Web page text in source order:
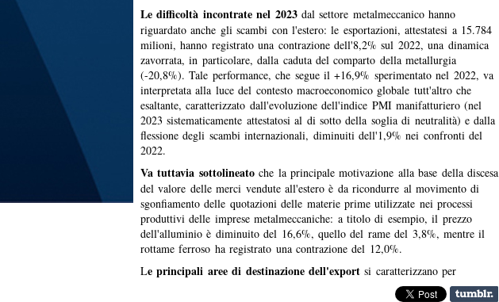
Le difficoltà incontrate nel 2023 dal settore metalmeccanico hanno
riguardato anche gli scambi con l'estero: le esportazioni, attestatesi a 15.784
milioni, hanno registrato una contrazione dell'8,2% sul 2022, una dinamica
zavorrata, in particolare, dalla caduta del comparto della metallurgia
(-20,8%). Tale performance, che segue il +16,9% sperimentato nel 2022, va
interpretata alla luce del contesto macroeconomico globale tutt'altro che
esaltante, caratterizzato dall'evoluzione dell'indice PMI manifatturiero (nel
2023 sistematicamente attestatosi al di sotto della soglia di neutralità) e dalla
flessione degli scambi internazionali, diminuiti dell'1,9% nei confronti del
2022.
Va tuttavia sottolineatoche la principale motivazione alla base della discesa
del valore delle merci vendute all'estero è da ricondurre al movimento di
sgonfiamento delle quotazioni delle materie prime utilizzate nei processi
produttivi delle imprese metalmeccaniche: a titolo di esempio, il prezzo
dell'alluminio è diminuito del 16,6%, quello del rame del 3,8%, mentre il
rottame ferroso ha registrato una contrazione del 12,0%.
Le principali aree di destinazione dell'exportsi caratterizzano per